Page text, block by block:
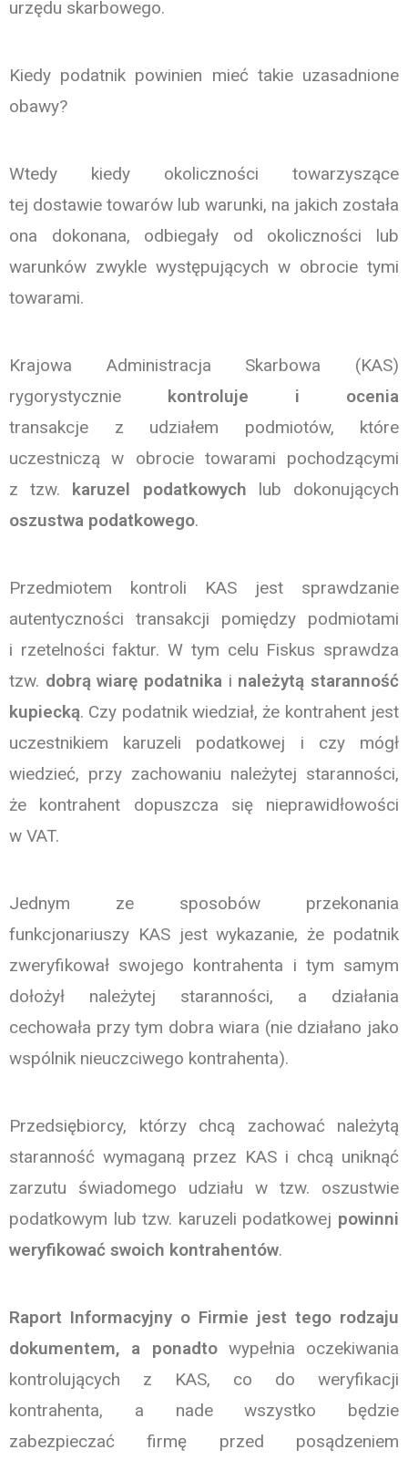
urzędu skarbowego.
Kiedy podatnik powinien mieć takie uzasadnione
obawy?
Wtedy kiedy okoliczności towarzyszące
tej dostawie towarów lub warunki, na jakich została
ona dokonana, odbiegały od okoliczności lub
warunków zwykle występujących w obrocie tymi
towarami.
Krajowa Administracja Skarbowa (KAS)
rygorystycznie kontroluje i ocenia
transakcje z udziałem podmiotów, które
uczestniczą w obrocie towarami pochodzącymi
z tzw. karuzel podatkowych lub dokonujących
oszustwa podatkowego.
Przedmiotem kontroli KAS jest sprawdzanie
autentyczności transakcji pomiędzy podmiotami
i rzetelności faktur. W tym celu Fiskus sprawdza
tzw. dobrą wiarę podatnika i należytą staranność
kupiecką. Czy podatnik wiedział, że kontrahent jest
uczestnikiem karuzeli podatkowej i czy mógł
wiedzieć, przy zachowaniu należytej staranności,
że kontrahent dopuszcza się nieprawidłowości
w VAT.
Jednym ze sposobów przekonania
funkcjonariuszy KAS jest wykazanie, że podatnik
zweryfikował swojego kontrahenta i tym samym
dołożył należytej staranności, a działania
cechowała przy tym dobra wiara (nie działano jako
wspólnik nieuczciwego kontrahenta).
Przedsiębiorcy, którzy chcą zachować należytą
staranność wymaganą przez KAS i chcą uniknąć
zarzutu świadomego udziału w tzw. oszustwie
podatkowym lub tzw. karuzeli podatkowej powinni
weryfikować swoich kontrahentów.
Raport Informacyjny o Firmie jest tego rodzaju
dokumentem, a ponadtowypełnia oczekiwania
kontrolujących z KAS, co do weryfikacji
kontrahenta, a nade wszystko będzie
zabezpieczać firmę przed posądzeniem